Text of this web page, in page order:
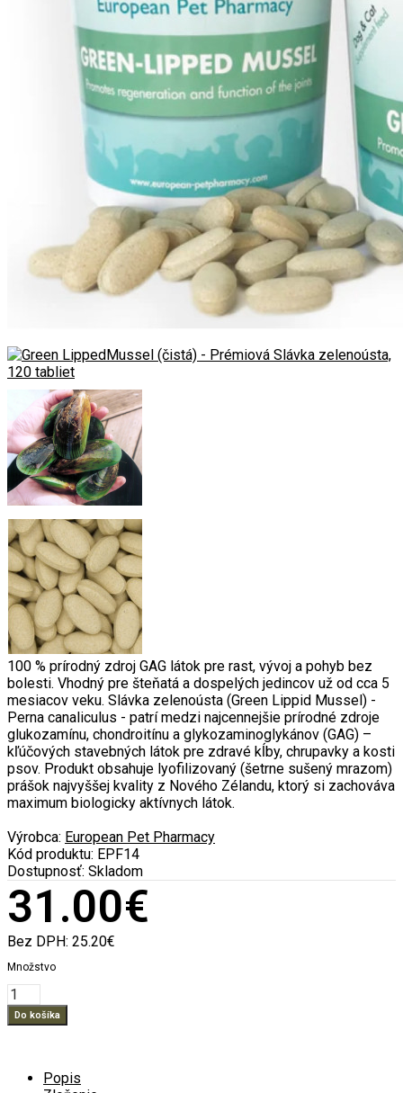
100 % prírodný zdroj GAG látok pre rast, vývoj a pohyb bez
bolesti. Vhodný pre šteňatá a dospelých jedincov už od cca 5
mesiacov veku. Slávka zelenoústa (Green Lippid Mussel) -
Perna canaliculus - patrí medzi najcennejšie prírodné zdroje
glukozamínu, chondroitínu a glykozaminoglykánov (GAG) –
kľúčových stavebných látok pre zdravé kĺby, chrupavky a kosti
psov. Produkt obsahuje lyofilizovaný (šetrne sušený mrazom)
prášok najvyššej kvality z Nového Zélandu, ktorý si zachováva
maximum biologicky aktívnych látok.
Výrobca: European Pet Pharmacy
Kód produktu: EPF14
Dostupnosť: Skladom
31.00€
Bez DPH: 25.20€
Množstvo
Popis